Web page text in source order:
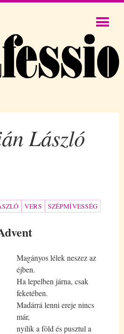
László
VERS SZÉPMÍVESSÉG
Magányos lélek neszez az
éjben.
Ha lepelben járna, csak
feketében.
Madárrá lenni ereje nincs
már,
nyílik a föld és pusztul a